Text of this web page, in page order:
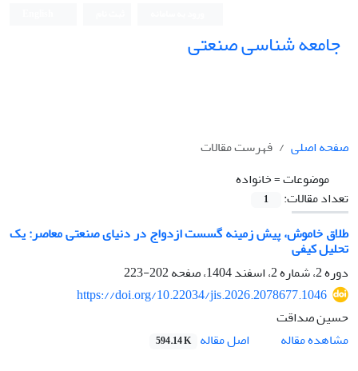
جامعه شناسی صنعتی
صفحه اصلی
فهرست مقالات
موضوعات =خانواده
تعداد مقالات:
1
طلاق خاموش، پیش زمینه گسست ازدواج در دنیای صنعتی معاصر: یک
تحلیل کیفی
دوره 2، شماره 2، اسفند 1404، صفحه
202-223
https://doi.org/10.22034/jis.2026.2078677.1046
حسین صداقت
مشاهده مقاله
اصل مقاله 594.14 K